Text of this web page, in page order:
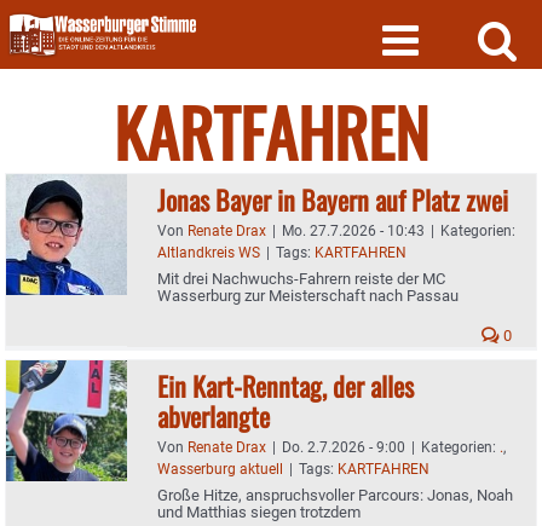
Skip
to
content
KARTFAHREN
Jonas Bayer in Bayern auf Platz zwei
Von Renate Drax | Mo. 27.7.2026 - 10:43 | Kategorien:
Altlandkreis WS | Tags: KARTFAHREN
Mit drei Nachwuchs-Fahrern reiste der MC
Wasserburg zur Meisterschaft nach Passau
0
Ein Kart-Renntag, der alles
abverlangte
Von Renate Drax | Do. 2.7.2026 - 9:00 | Kategorien: .,
Wasserburg aktuell | Tags: KARTFAHREN
Große Hitze, anspruchsvoller Parcours: Jonas, Noah
und Matthias siegen trotzdem